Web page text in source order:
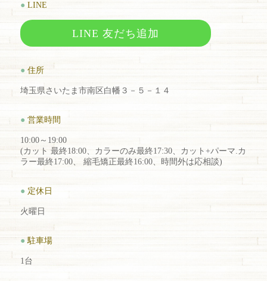
● LINE
LINE 友だち追加
● 住所
埼玉県さいたま市南区白幡３－５－１４
● 営業時間
10:00～19:00
(カット 最終18:00、カラーのみ最終17:30、カット+パーマ.カ
ラー最終17:00、 縮毛矯正最終16:00、時間外は応相談)
● 定休日
火曜日
●駐車場
1台